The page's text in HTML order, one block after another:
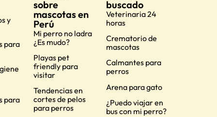
y
para
para
sobre
mascotas en
Perú
Mi perro no ladra
¿Es mudo?
Playas pet
friendly para
visitar
Tendencias en
cortes de pelos
para perros
buscado
Veterinaria 24
horas
Crematorio de
mascotas
Calmantes para
perros
Arena para gato
¿Puedo viajar en
bus con mi perro?